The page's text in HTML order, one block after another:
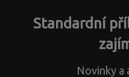
Standardní
Novinky a